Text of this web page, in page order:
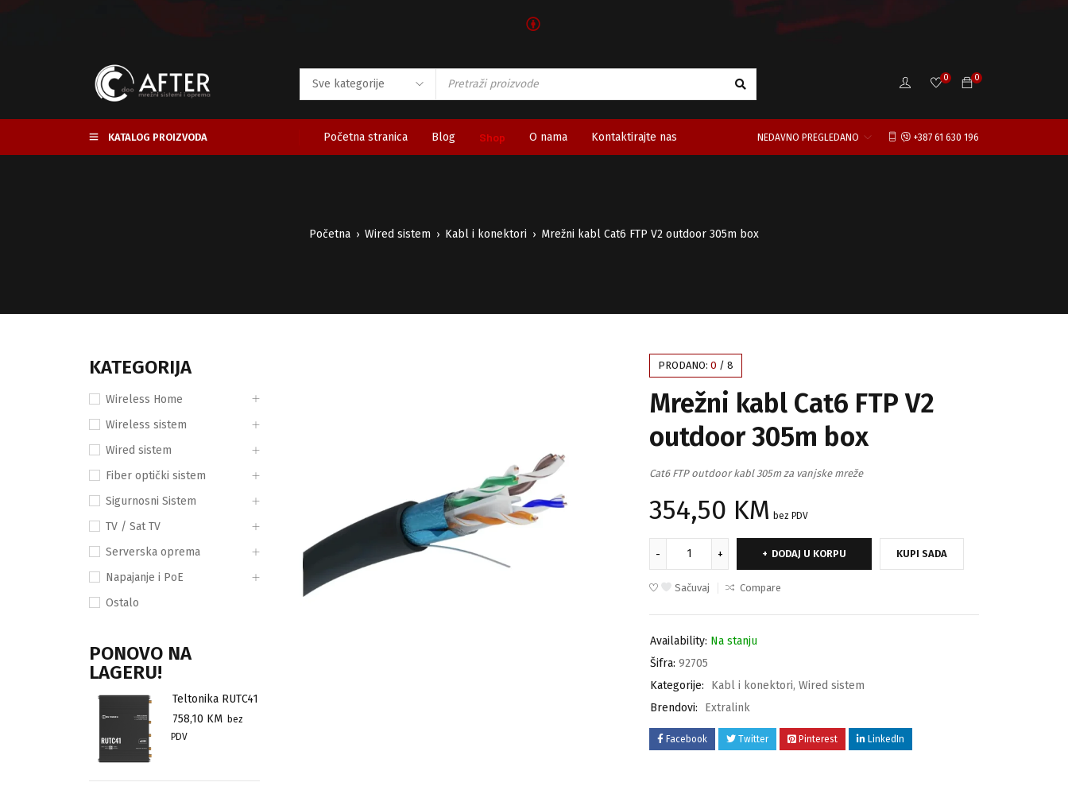
🅯
0
0
KATALOG PROIZVODA Početna stranica Blog Shop O nama Kontaktirajte nas +387 61 630 196
NEDAVNO PREGLEDANO
Početna › Wired sistem › Kabl i konektori › Mrežni kabl Cat6 FTP V2 outdoor 305m box
KATEGORIJA
Wireless Home
Wireless sistem
Wired sistem
Fiber optički sistem
Sigurnosni Sistem
TV / Sat TV
Serverska oprema
Napajanje i PoE
Ostalo
PONOVO NA
LAGERU!
Teltonika RUTC41
758,10 KM bez
PDV
PRODANO: 0 / 8
Mrežni kabl Cat6 FTP V2
outdoor 305m box
Cat6 FTP outdoor kabl 305m za vanjske mreže
354,50 KM bez PDV
DODAJ U KORPU KUPI SADA
Sačuvaj Compare
Availability: Na stanju
Šifra: 92705
Kategorije:
Kabl i konektori, Wired sistem
Brendovi:
Extralink
Facebook Twitter Pinterest LinkedIn